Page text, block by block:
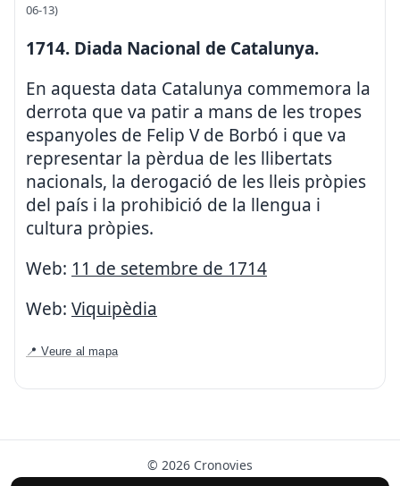
06-13)
1714. Diada Nacional de Catalunya.
En aquesta data Catalunya commemora la
derrota que va patir a mans de les tropes
espanyoles de Felip V de Borbó i que va
representar la pèrdua de les llibertats
nacionals, la derogació de les lleis pròpies
del país i la prohibició de la llengua i
cultura pròpies.
Web: 11 de setembre de 1714
Web: Viquipèdia
📍 Veure al mapa
© 2026 Cronovies